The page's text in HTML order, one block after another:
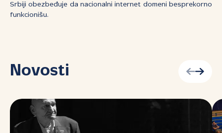
Srbiji obezbeđuje da nacionalni internet domeni besprekorno
funkcionišu.
Novosti